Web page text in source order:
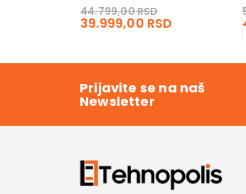
44.799,00RSD
price
44.799,00
39.999,00 RSD
39.999,00
Prijavite se na naš
Newsletter